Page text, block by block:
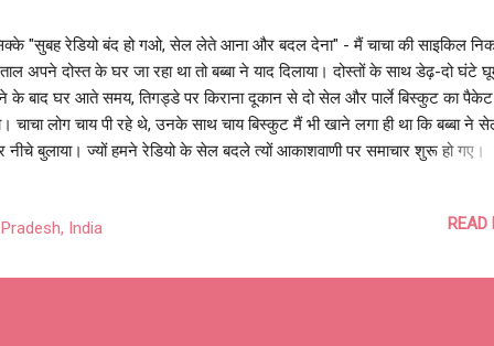
"सुबह रेडियो बंद हो गओ, सेल लेते आना और बदल देना" - मैं चाचा की साइकिल
अपने दोस्त के घर जा रहा था तो बब्बा ने याद दिलाया। दोस्तों के साथ डेढ़-दो घंटे
के बाद घर आते समय, तिगड्डे पर किराना दूकान से दो सेल और पार्ले बिस्कुट का
चाचा लोग चाय पी रहे थे, उनके साथ चाय बिस्कुट मैं भी खाने लगा ही था कि बब्बा ने
बुलाया। ज्यों हमने रेडियो के सेल बदले त्यों आकाशवाणी पर समाचार शुरू हो गए।
मुझे पढ़ने दिया, ढंग से नहीं पढ़ा तो ख़ुद ही पढ़ कर बताया। उससे पहले मैंने टेबल टेनिस
कभी मेरी सुनते। कुछ नहीं मिलता तो अखबार तो था ही, नहीं तो बब्बा के कुछ देर पैर
India READ